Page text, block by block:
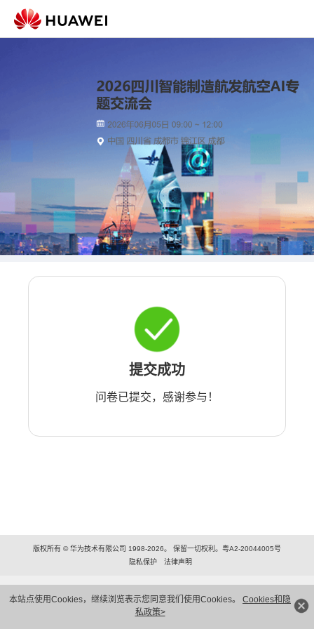
本站点使用Cookies，继续浏览表示您同意我们使用Cookies。 Cookies和隐
私政策>
提交成功
问卷已提交，感谢参与！
版权所有 © 华为技术有限公司 1998-2026。 保留一切权利。粤A2-20044005号
隐私保护
法律声明